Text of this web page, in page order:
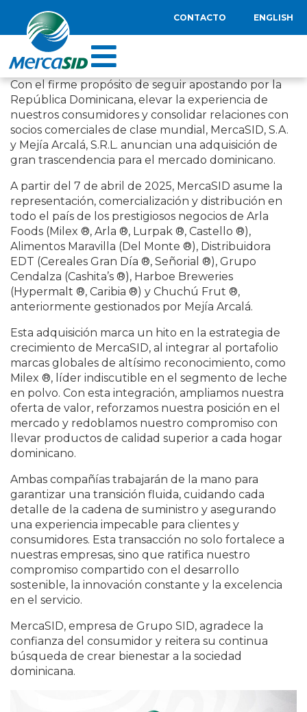
CONTACTO ENGLISH
Con el firme propósito de seguir apostando por la
República Dominicana, elevar la experiencia de
nuestros consumidores y consolidar relaciones con
socios comerciales de clase mundial, MercaSID, S.A.
y Mejía Arcalá, S.R.L. anuncian una adquisición de
gran trascendencia para el mercado dominicano.
A partir del 7 de abril de 2025, MercaSID asume la
representación, comercialización y distribución en
todo el país de los prestigiosos negocios de Arla
Foods (Milex ®, Arla ®, Lurpak ®, Castello ®),
Alimentos Maravilla (Del Monte ®), Distribuidora
EDT (Cereales Gran Día ®, Señorial ®), Grupo
Cendalza (Cashita’s ®), Harboe Breweries
(Hypermalt ®, Caribia ®) y Chuchú Frut ®,
anteriormente gestionados por Mejía Arcalá.
Esta adquisición marca un hito en la estrategia de
crecimiento de MercaSID, al integrar al portafolio
marcas globales de altísimo reconocimiento, como
Milex ®, líder indiscutible en el segmento de leche
en polvo. Con esta integración, ampliamos nuestra
oferta de valor, reforzamos nuestra posición en el
mercado y redoblamos nuestro compromiso con
llevar productos de calidad superior a cada hogar
dominicano.
Ambas compañías trabajarán de la mano para
garantizar una transición fluida, cuidando cada
detalle de la cadena de suministro y asegurando
una experiencia impecable para clientes y
consumidores. Esta transacción no solo fortalece a
nuestras empresas, sino que ratifica nuestro
compromiso compartido con el desarrollo
sostenible, la innovación constante y la excelencia
en el servicio.
MercaSID, empresa de Grupo SID, agradece la
confianza del consumidor y reitera su continua
búsqueda de crear bienestar a la sociedad
dominicana.